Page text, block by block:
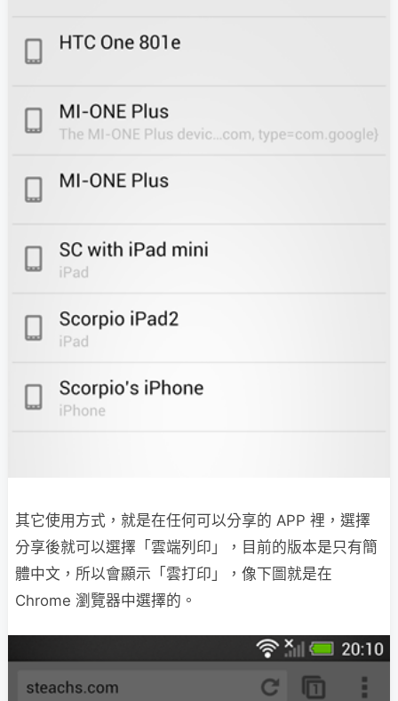
其它使用方式，就是在任何可以分享的 APP 裡，選擇
分享後就可以選擇「雲端列印」，目前的版本是只有簡
體中文，所以會顯示「雲打印」，像下圖就是在
Chrome 瀏覽器中選擇的。